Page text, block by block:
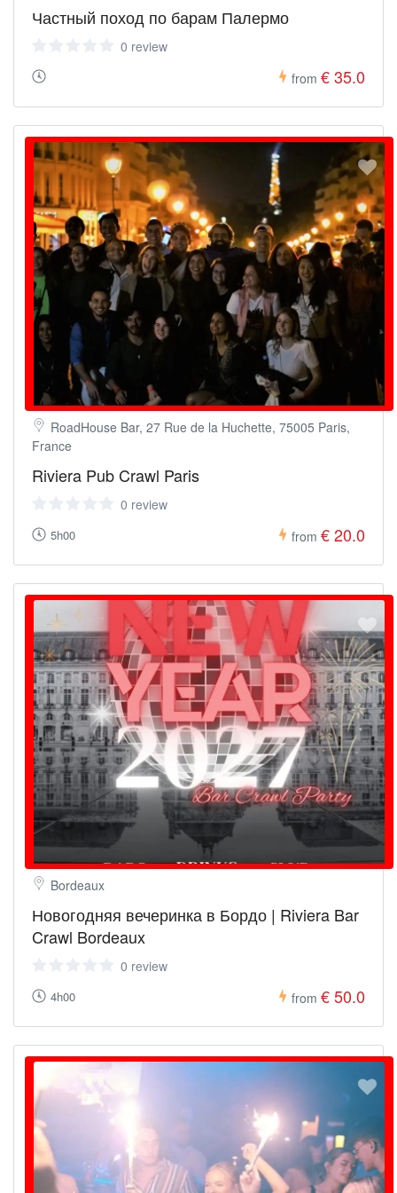
Bordeaux
Новогодняя вечеринка в Бордо | Riviera Bar
Crawl Bordeaux
0 review
4h00 from € 50.0
RoadHouse Bar, 27 Rue de la Huchette, 75005 Paris,
France
Riviera Pub Crawl Paris
0 review
5h00 from € 20.0
Частный поход по барам Палермо
0 review
from € 35.0